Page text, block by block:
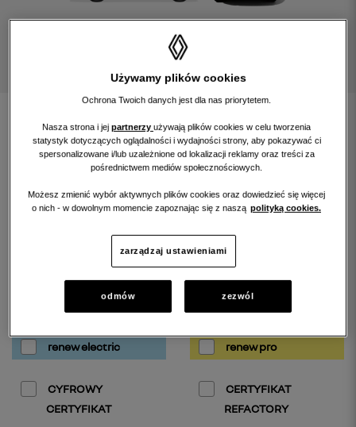
znajdź samochód
rozwiń wyszukiwarkę
filtruj wyniki szukania według:
renew gold
renew electric renew pro
CYFROWY
CERTYFIKAT
CERTYFIKAT
REFACTORY
Używamy plików cookies
Ochrona Twoich danych jest dla nas priorytetem.
Nasza strona i jej partnerzy używają plików cookies w celu tworzenia
statystyk dotyczących oglądalności i wydajności strony, aby pokazywać ci
spersonalizowane i/lub uzależnione od lokalizacji reklamy oraz treści za
pośrednictwem mediów społecznościowych.
Możesz zmienić wybór aktywnych plików cookies oraz dowiedzieć się więcej
o nich - w dowolnym momencie zapoznając się z naszą polityką cookies.
zarządzaj ustawieniami
odmów zezwól